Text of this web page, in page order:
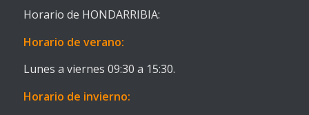
Horario de HONDARRIBIA:
Horario de verano:
Lunes a viernes 09:30 a 15:30.
Horario de invierno: